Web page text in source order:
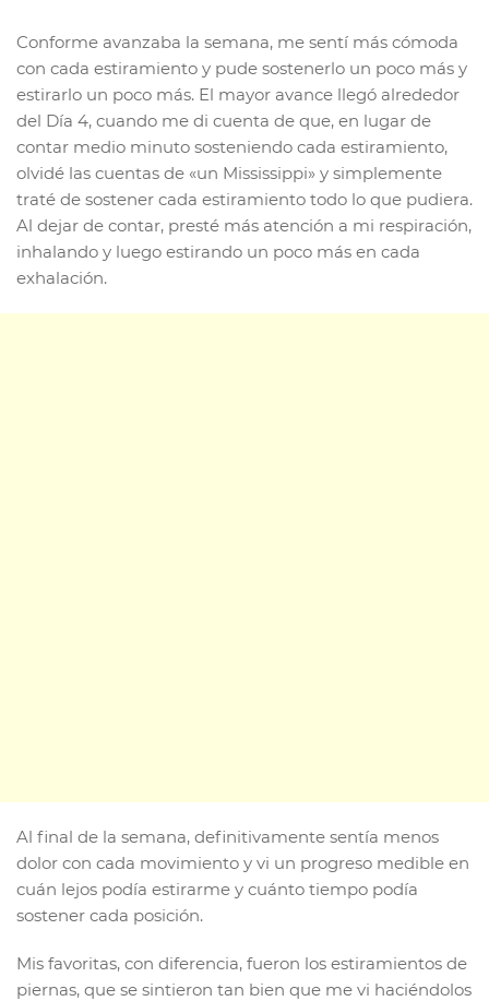
Conforme avanzaba la semana, me sentí más cómoda
con cada estiramiento y pude sostenerlo un poco más y
estirarlo un poco más. El mayor avance llegó alrededor
del Día 4, cuando me di cuenta de que, en lugar de
contar medio minuto sosteniendo cada estiramiento,
olvidé las cuentas de «un Mississippi» y simplemente
traté de sostener cada estiramiento todo lo que pudiera.
Al dejar de contar, presté más atención a mi respiración,
inhalando y luego estirando un poco más en cada
exhalación.
Al final de la semana, definitivamente sentía menos
dolor con cada movimiento y vi un progreso medible en
cuán lejos podía estirarme y cuánto tiempo podía
sostener cada posición.
Mis favoritas, con diferencia, fueron los estiramientos de
piernas, que se sintieron tan bien que me vi haciéndolos